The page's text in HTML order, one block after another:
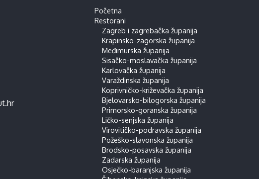
Početna
Restorani
Zagreb i zagrebačka županija
Krapinsko-zagorska županija
Međimurska županija
Sisačko-moslavačka županija
Karlovačka županija
Varaždinska županija
Koprivničko-križevačka županija
Bjelovarsko-bilogorska županija
Primorsko-goranska županija
Ličko-senjska županija
Virovitičko-podravska županija
Požeško-slavonska županija
Brodsko-posavska županija
Zadarska županija
Osječko-baranjska županija